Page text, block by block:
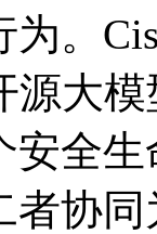
。
大模型
全生
者协